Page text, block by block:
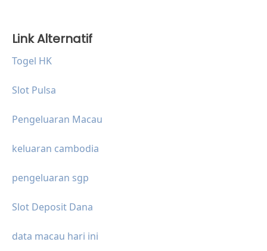
Link Alternatif
Togel HK
Slot Pulsa
Pengeluaran Macau
keluaran cambodia
pengeluaran sgp
Slot Deposit Dana
data macau hari ini